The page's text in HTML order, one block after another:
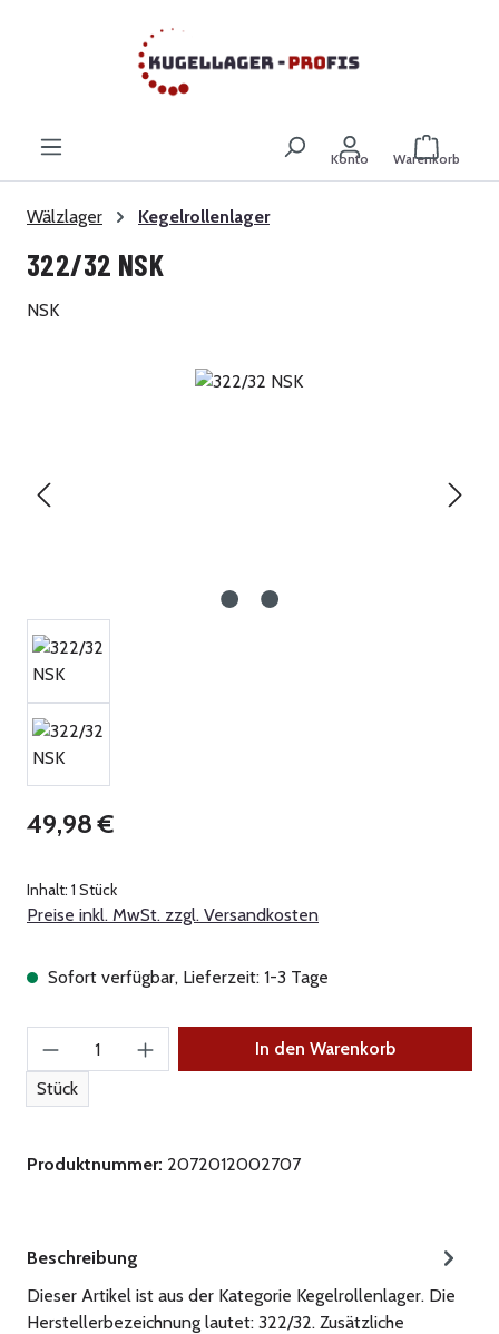
Zum Hauptinhalt springen
Konto Warenkorb
Wälzlager Kegelrollenlager
322/32 NSK
NSK
Bildergalerie überspringen
Regulärer Preis:
49,98 €
Inhalt: 1 Stück
Preise inkl. MwSt. zzgl. Versandkosten
Sofort verfügbar, Lieferzeit: 1-3 Tage
Produkt Anzahl: Gib den gewünschten Wert
Stück
In den Warenkorb
Produktnummer: 2072012002707
Beschreibung
Dieser Artikel ist aus der Kategorie Kegelrollenlager. Die
Herstellerbezeichnung lautet: 322/32. Zusätzliche